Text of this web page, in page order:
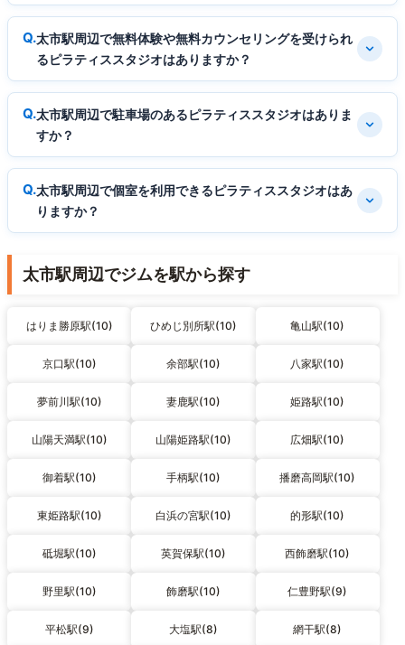
太市駅周辺で無料体験や無料カウンセリングを受けられ
るピラティススタジオはありますか？
太市駅周辺で駐車場のあるピラティススタジオはありま
すか？
太市駅周辺で個室を利用できるピラティススタジオはあ
りますか？
太市駅周辺でジムを駅から探す
はりま勝原駅(10) ひめじ別所駅(10) 亀山駅(10)
京口駅(10) 余部駅(10) 八家駅(10)
夢前川駅(10) 妻鹿駅(10) 姫路駅(10)
山陽天満駅(10) 山陽姫路駅(10) 広畑駅(10)
御着駅(10) 手柄駅(10) 播磨高岡駅(10)
東姫路駅(10) 白浜の宮駅(10) 的形駅(10)
砥堀駅(10) 英賀保駅(10) 西飾磨駅(10)
野里駅(10) 飾磨駅(10) 仁豊野駅(9)
平松駅(9) 大塩駅(8) 網干駅(8)